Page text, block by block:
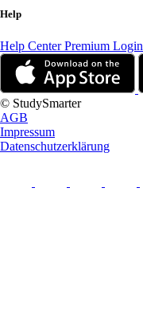
Help
Help CenterPremium Login
© StudySmarter
AGB
Impressum
Datenschutzerklärung